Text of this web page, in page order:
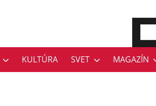
KULTÚRA SVET MAGAZÍN